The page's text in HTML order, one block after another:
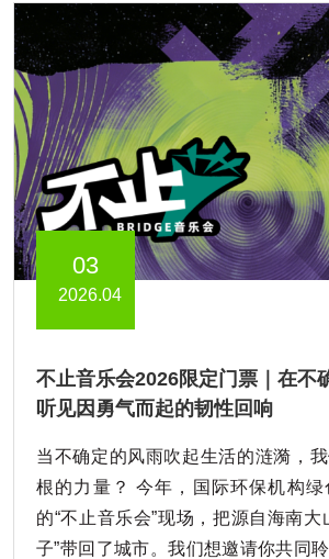
03
2026.04
不止音乐会2026限定门票｜在不
听见因勇气而起的韧性回响
当不确定的风雨吹起生活的涟漪，
根的力量？ 今年，国际环保机构
的“不止音乐会”现场，把源自海南大
子”带回了城市。我们想邀请你共同